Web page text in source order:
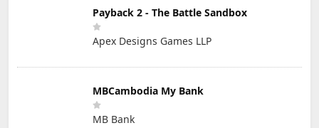
Payback 2 - The Battle Sandbox
Apex Designs Games LLP
MBCambodia My Bank
MB Bank